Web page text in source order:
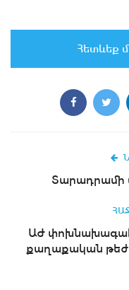
Հետևեք
Տարադրամի
ԱԺ
քաղաքական թեժ